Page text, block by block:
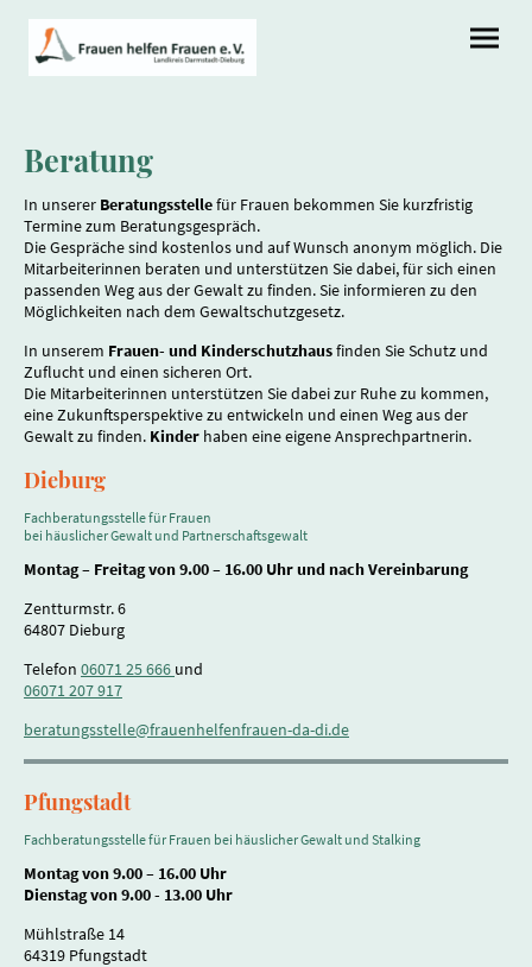
Beratung
In unserer Beratungsstellefür Frauen bekommen Sie kurzfristig
Termine zum Beratungsgespräch.
Die Gespräche sind kostenlos und auf Wunsch anonym möglich. Die
Mitarbeiterinnen beraten und unterstützen Sie dabei, für sich einen
passenden Weg aus der Gewalt zu finden. Sie informieren zu den
Möglichkeiten nach dem Gewaltschutzgesetz.
In unserem Frauen- und Kinderschutzhausfinden Sie Schutz und
Zuflucht und einen sicheren Ort.
Die Mitarbeiterinnen unterstützen Sie dabei zur Ruhe zu kommen,
eine Zukunftsperspektive zu entwickeln und einen Weg aus der
Gewalt zu finden. Kinder haben eine eigene Ansprechpartnerin.
Dieburg
Fachberatungsstelle für Frauen
bei häuslicher Gewalt und Partnerschaftsgewalt
Montag – Freitag von 9.00 – 16.00 Uhr und nach Vereinbarung
Zentturmstr. 6
64807 Dieburg
Telefon 06071 25 666 und
06071 207 917
beratungsstelle@frauenhelfenfrauen-da-di.de
Pfungstadt
Fachberatungsstelle für Frauen bei häuslicher Gewalt und Stalking
Montag von 9.00 – 16.00 Uhr
Dienstag von 9.00 - 13.00 Uhr
Mühlstraße 14
64319 Pfungstadt